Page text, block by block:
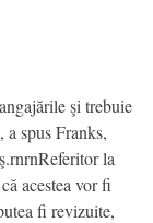
şi trebuie
a spus Franks,
la
acestea vor fi
fi revizuite,